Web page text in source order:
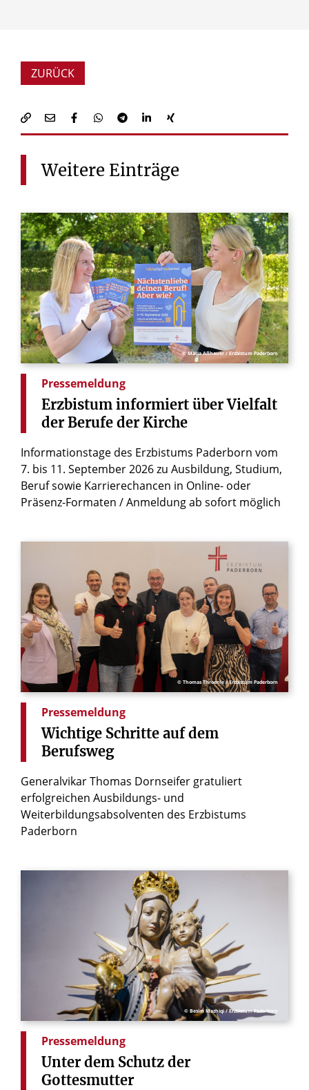
ZURÜCK
Weitere Einträge
© Maria Aßhauer / Erzbistum Paderborn
Pressemeldung
Erzbistum informiert über Vielfalt
der Berufe der Kirche
Informationstage des Erzbistums Paderborn vom
7. bis 11. September 2026 zu Ausbildung, Studium,
Beruf sowie Karrierechancen in Online- oder
Präsenz-Formaten / Anmeldung ab sofort möglich
© Thomas Throenle / Erzbistum Paderborn
Pressemeldung
Wichtige Schritte auf dem
Berufsweg
Generalvikar Thomas Dornseifer gratuliert
erfolgreichen Ausbildungs- und
Weiterbildungsabsolventen des Erzbistums
Paderborn
© Besim Mazhiqi / Erzbistum Paderborn
Pressemeldung
Unter dem Schutz der
Gottesmutter